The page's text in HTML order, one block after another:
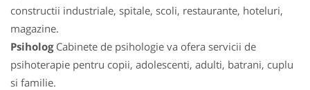
constructii industriale, spitale, scoli, restaurante, hoteluri,
magazine.
PsihologCabinete de psihologie va ofera servicii de
psihoterapie pentru copii, adolescenti, adulti, batrani, cuplu
si familie.